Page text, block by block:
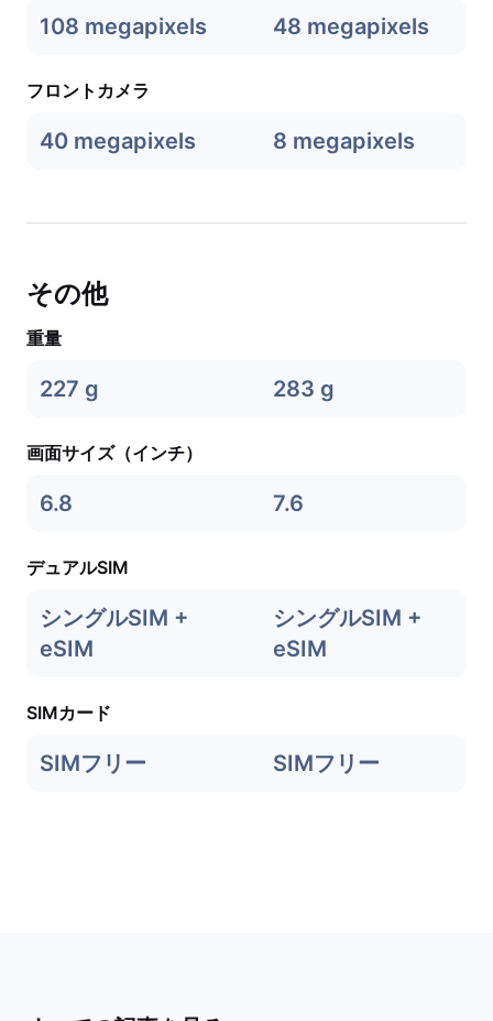
108 megapixels 48 megapixels
フロントカメラ
40 megapixels 8 megapixels
その他
重量
227 g 283 g
画面サイズ（インチ）
6.8 7.6
デュアルSIM
シングルSIM +
eSIM
シングルSIM +
eSIM
SIMカード
SIMフリー SIMフリー